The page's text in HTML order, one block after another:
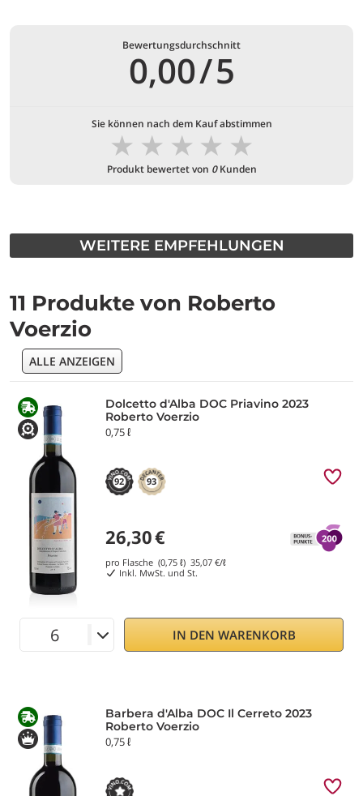
Bewertungsdurchschnitt
0,00/5
Sie können nach dem Kauf abstimmen
★
★
★
★
★
Produkt bewertet von 0Kunden
WEITERE EMPFEHLUNGEN
11 Produkte von Roberto
Voerzio
ALLE ANZEIGEN
Dolcetto d'Alba DOC Priavino 2023
Roberto Voerzio
0,75 ℓ
92 93
26,30€
pro Flasche (0,75 ℓ) 35,07 €/ℓ
Inkl. MwSt. und St.
IN DEN WARENKORB
Barbera d'Alba DOC Il Cerreto 2023
Roberto Voerzio
0,75 ℓ